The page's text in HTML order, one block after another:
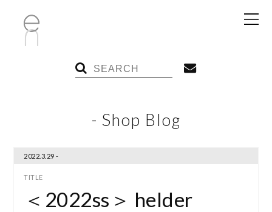
- Shop Blog
2022.3.29 -
＜2022ss＞ helder